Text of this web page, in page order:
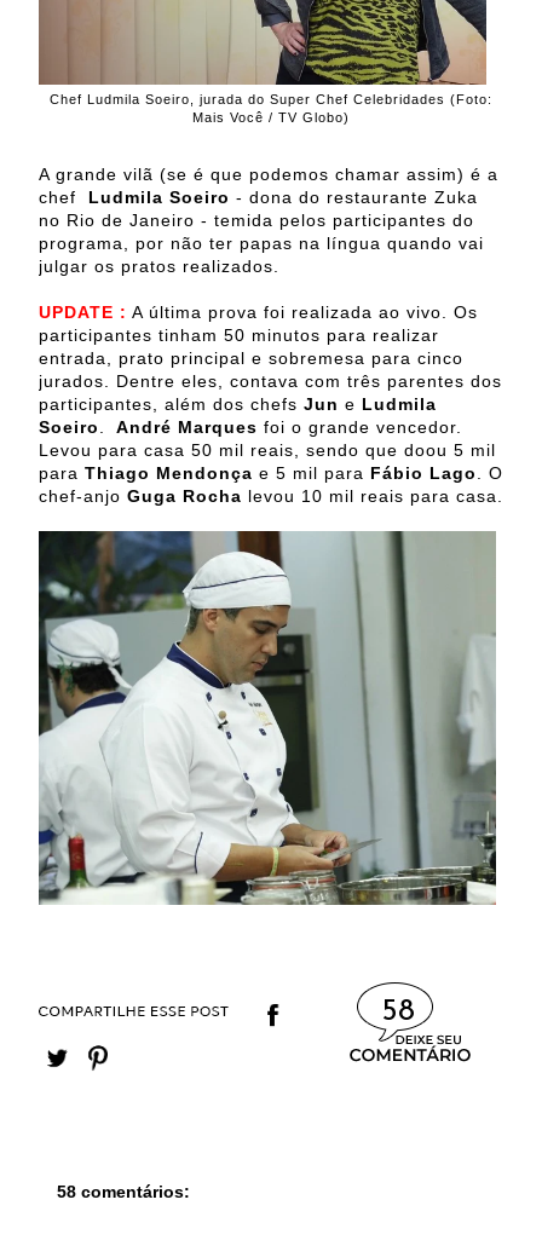
Chef Ludmila Soeiro, jurada do Super Chef Celebridades (Foto:
Mais Você / TV Globo)
A grande vilã (se é que podemos chamar assim) é a
chef Ludmila Soeiro - dona do restaurante Zuka
no Rio de Janeiro - temida pelos participantes do
programa, por não ter papas na língua quando vai
julgar os pratos realizados.
UPDATE : A última prova foi realizada ao vivo. Os
participantes tinham 50 minutos para realizar
entrada, prato principal e sobremesa para cinco
jurados. Dentre eles, contava com três parentes dos
participantes, além dos chefs Jun e Ludmila
Soeiro
André Marques foi o grande vencedor.
Levou para casa 50 mil reais, sendo que doou 5 mil
para Thiago Mendonça e 5 mil para Fábio Lago
. O
chef-anjo Guga Rocha levou 10 mil reais para casa.
58
58 comentários: